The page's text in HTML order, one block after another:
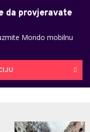
da provjeravate
Mondo mobilnu
0